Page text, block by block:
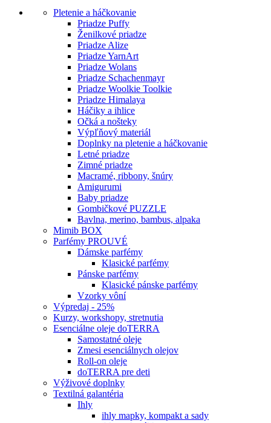
Pletenie a háčkovanie
Priadze Puffy
Ženilkové priadze
Priadze Alize
Priadze YarnArt
Priadze Wolans
Priadze Schachenmayr
Priadze Woolkie Toolkie
Priadze Himalaya
Háčiky a ihlice
Očká a nošteky
Výpľňový materiál
Doplnky na pletenie a háčkovanie
Letné priadze
Zimné priadze
Macramé, ribbony, šnúry
Amigurumi
Baby priadze
Gombičkové PUZZLE
Bavlna, merino, bambus, alpaka
Mimib BOX
Parfémy PROUVÉ
Dámske parfémy
Klasické parfémy
Pánske parfémy
Klasické pánske parfémy
Vzorky vôní
Výpredaj - 25%
Kurzy, workshopy, stretnutia
Esenciálne oleje doTERRA
Samostatné oleje
Zmesi esenciálnych olejov
Roll-on oleje
doTERRA pre deti
Výživové doplnky
Textilná galantéria
Ihly
ihly mapky, kompakt a sady